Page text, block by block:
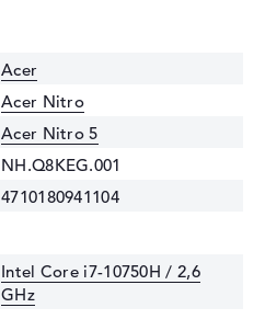
Acer
Acer Nitro
Acer Nitro 5
NH.Q8KEG.001
4710180941104
Intel Core i7-10750H / 2,6
GHz